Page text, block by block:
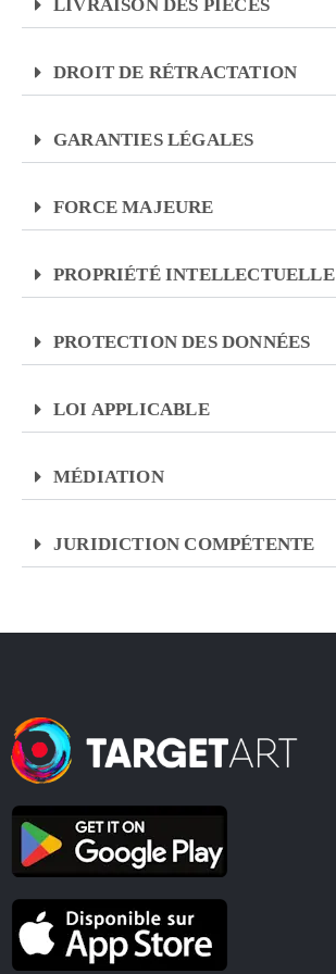
LIVRAISON DES PIÈCES
DROIT DE RÉTRACTATION
GARANTIES LÉGALES
FORCE MAJEURE
PROPRIÉTÉ INTELLECTUELLE
PROTECTION DES DONNÉES
LOI APPLICABLE
MÉDIATION
JURIDICTION COMPÉTENTE